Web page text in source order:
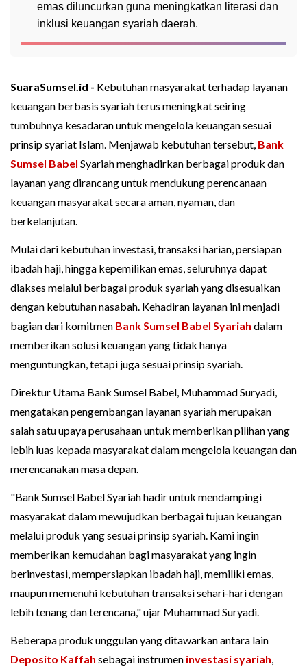
emas diluncurkan guna meningkatkan literasi dan
inklusi keuangan syariah daerah.
SuaraSumsel.id - Kebutuhan masyarakat terhadap layanan
keuangan berbasis syariah terus meningkat seiring
tumbuhnya kesadaran untuk mengelola keuangan sesuai
prinsip syariat Islam. Menjawab kebutuhan tersebut, Bank
Sumsel Babel Syariah menghadirkan berbagai produk dan
layanan yang dirancang untuk mendukung perencanaan
keuangan masyarakat secara aman, nyaman, dan
berkelanjutan.
Mulai dari kebutuhan investasi, transaksi harian, persiapan
ibadah haji, hingga kepemilikan emas, seluruhnya dapat
diakses melalui berbagai produk syariah yang disesuaikan
dengan kebutuhan nasabah. Kehadiran layanan ini menjadi
bagian dari komitmen Bank Sumsel Babel Syariah dalam
memberikan solusi keuangan yang tidak hanya
menguntungkan, tetapi juga sesuai prinsip syariah.
Direktur Utama Bank Sumsel Babel, Muhammad Suryadi,
mengatakan pengembangan layanan syariah merupakan
salah satu upaya perusahaan untuk memberikan pilihan yang
lebih luas kepada masyarakat dalam mengelola keuangan dan
merencanakan masa depan.
"Bank Sumsel Babel Syariah hadir untuk mendampingi
masyarakat dalam mewujudkan berbagai tujuan keuangan
melalui produk yang sesuai prinsip syariah. Kami ingin
memberikan kemudahan bagi masyarakat yang ingin
berinvestasi, mempersiapkan ibadah haji, memiliki emas,
maupun memenuhi kebutuhan transaksi sehari-hari dengan
lebih tenang dan terencana," ujar Muhammad Suryadi.
Beberapa produk unggulan yang ditawarkan antara lain
Deposito Kaffah sebagai instrumen investasi syariah,